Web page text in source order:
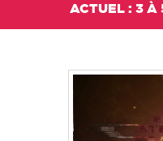
ACTUEL : 3 À